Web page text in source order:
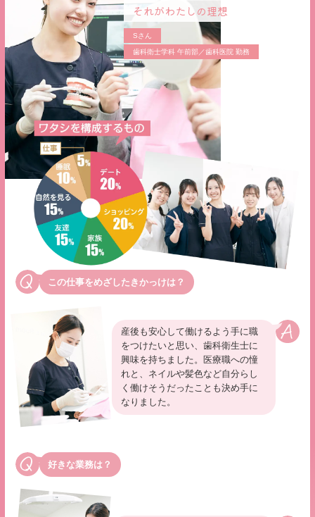
それがわたしの理想
Sさん
歯科衛士学科 午前部／歯科医院 勤務
この仕事をめざしたきかっけは？
産後も安心して働けるよう手に職
をつけたいと思い、歯科衛生士に
興味を持ちました。
医療職への憧
れと、ネイルや髪色など自分らし
く働けそうだったことも決め手に
なりました。
好きな業務は？